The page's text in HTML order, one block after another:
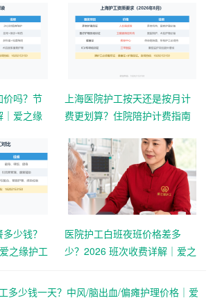
价吗？节
｜爱之缘
上海医院护工按天还是按月计
费更划算？住院陪护计费指南
少钱？
之缘护工
医院护工白班夜班价格差多
少？2026 班次收费详解｜爱之
多少钱一天？中风/脑出血/偏瘫护理价格｜爱